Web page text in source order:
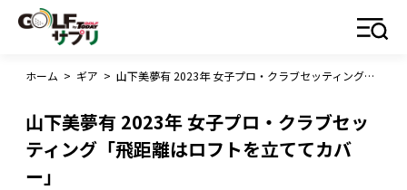
ホーム > ギア > 山下美夢有 2023年 女子プロ・クラブセッティング「飛距離はロフトを立ててカバー」
山下美夢有 2023年 女子プロ・クラブセッ
ティング「飛距離はロフトを立ててカバ
ー」